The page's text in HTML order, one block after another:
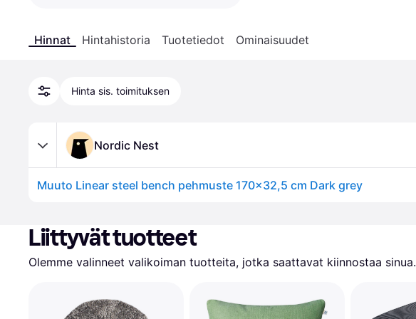
Hinnat Hintahistoria Tuotetiedot Ominaisuudet
Hinta sis. toimituksen
Nordic Nest
Muuto Linear steel bench pehmuste 170x32,5 cm Dark grey
Liittyvät tuotteet
Olemme valinneet valikoiman tuotteita, jotka saattavat kiinnostaa sinua.